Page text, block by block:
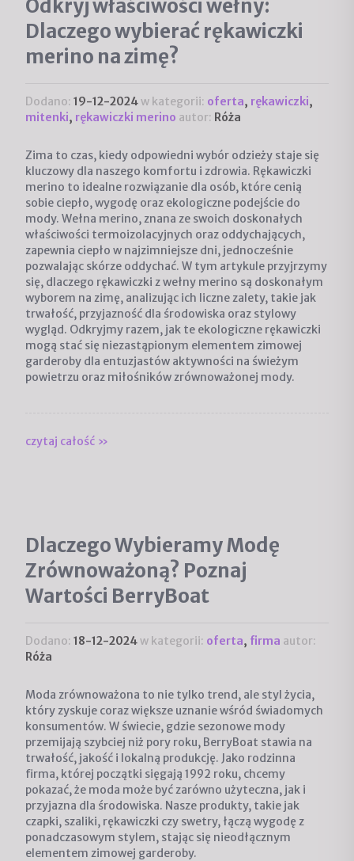
Odkryj właściwości wełny:
Dlaczego wybierać rękawiczki
merino na zimę?
Dodano: 19-12-2024w kategorii: oferta, rękawiczki,
mitenki, rękawiczki merino autor: Róża
Zima to czas, kiedy odpowiedni wybór odzieży staje się
kluczowy dla naszego komfortu i zdrowia. Rękawiczki
merino to idealne rozwiązanie dla osób, które cenią
sobie ciepło, wygodę oraz ekologiczne podejście do
mody. Wełna merino, znana ze swoich doskonałych
właściwości termoizolacyjnych oraz oddychających,
zapewnia ciepło w najzimniejsze dni, jednocześnie
pozwalając skórze oddychać. W tym artykule przyjrzymy
się, dlaczego rękawiczki z wełny merino są doskonałym
wyborem na zimę, analizując ich liczne zalety, takie jak
trwałość, przyjazność dla środowiska oraz stylowy
wygląd. Odkryjmy razem, jak te ekologiczne rękawiczki
mogą stać się niezastąpionym elementem zimowej
garderoby dla entuzjastów aktywności na świeżym
powietrzu oraz miłośników zrównoważonej mody.
czytaj całość »
Dlaczego Wybieramy Modę
Zrównoważoną? Poznaj
Wartości BerryBoat
Dodano: 18-12-2024w kategorii: oferta, firma autor:
Róża
Moda zrównoważona to nie tylko trend, ale styl życia,
który zyskuje coraz większe uznanie wśród świadomych
konsumentów. W świecie, gdzie sezonowe mody
przemijają szybciej niż pory roku, BerryBoat stawia na
trwałość, jakość i lokalną produkcję. Jako rodzinna
firma, której początki sięgają 1992 roku, chcemy
pokazać, że moda może być zarówno użyteczna, jak i
przyjazna dla środowiska. Nasze produkty, takie jak
czapki, szaliki, rękawiczki czy swetry, łączą wygodę z
ponadczasowym stylem, stając się nieodłącznym
elementem zimowej garderoby.